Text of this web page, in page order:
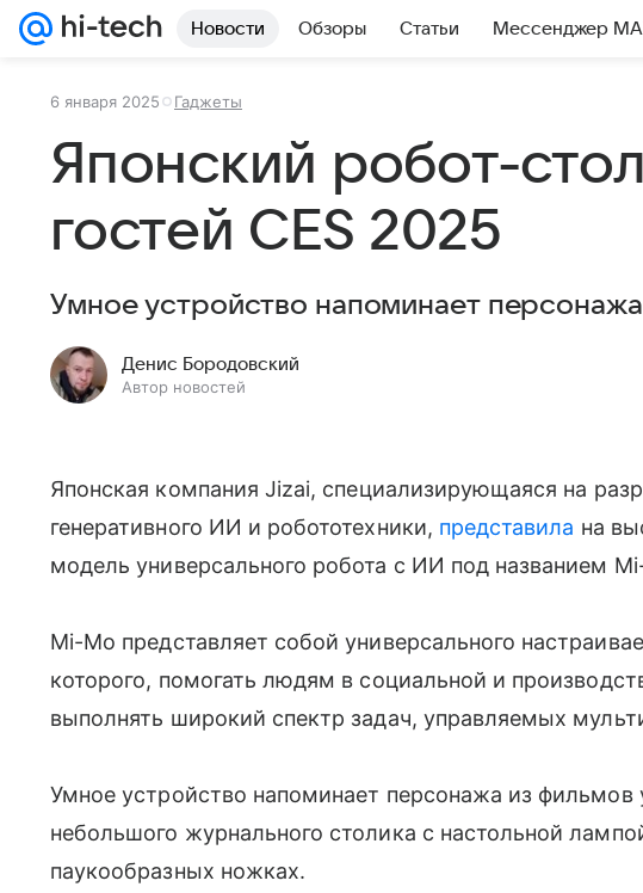
Новости Обзоры Статьи Мессенджер
6 января 2025 Гаджеты
Японский робот-
гостей CES 2025
Умное устройство напоминает
Денис Бородовский
Автор новостей
Японская компания Jizai, специализирующаяся на
генеративного ИИ и робототехники, представила на
модель универсального робота с ИИ под названием
Mi-Mo представляет собой универсального
которого, помогать людям в социальной и
выполнять широкий спектр задач, управляемых
Умное устройство напоминает персонажа из
небольшого журнального столика с настольной
паукообразных ножках.